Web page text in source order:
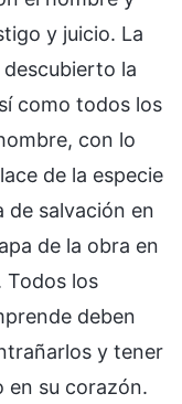
y juicio. La
la
como todos los
con lo
de la especie
de salvación en
de la obra en
Todos los
deben
y tener
en su corazón.